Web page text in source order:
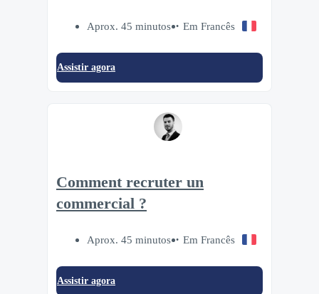
Aprox. 45 minutos Em Francês
Assistir agora
Comment recruter un
commercial ?
Aprox. 45 minutos Em Francês
Assistir agora